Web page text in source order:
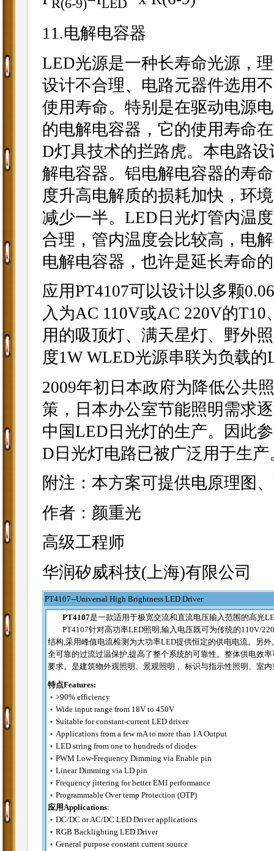
R(6-9) LED
11.电解电容器
LED光源是一种长寿命光源，
设计不合理、电路元器件选用
使用寿命。特别是在驱动电源
的电解电容器，它的使用寿命
D灯具技术的拦路虎。本电路
解电容器。铝电解电容器的寿
度升高电解质的损耗加快，环
减少一半。LED日光灯管内温
合理，管内温度会比较高，电
电解电容器，也许是延长寿命
应用PT4107可以设计以多颗
入为AC 110V或AC 220V的
用的吸顶灯、满天星灯、野外
度1W WLED光源串联为负载
2009年初日本政府为降低公共
策，日本办公室节能照明需求
中国LED日光灯的生产。因此
D日光灯电路已被广泛用于生产
附注：本方案可提供电原理图
作者：颜重光
高级工程师
华润矽威科技(上海)有限公司
PT4107--Universal High Brightness LED Driver
PT4107是一款适用于极宽交流和直流电压输入范围的高光
PT4107针对高功率LED照明,输入电压既可为传统的110V/
结构,采用峰值电流检测为大功率LED提供恒定的供电电流。另
全可靠的过流过温保护,提高了整个系统的可靠性。整体供电效
要求。是建筑物外观照明、景观照明 、标识与指示性照明、室
特点Features:
﹡>90% efficiency
﹡Wide input range from 18V to 450V
﹡Suitable for constant-current LED driver
﹡Applications from a few mA to more than 1A Output
﹡LED string from one to hundreds of diodes
﹡PWM Low-Frequency Dimming via Enable pin
﹡Linear Dimming via LD pin
﹡Frequency jittering for better EMI performance
﹡Programmable Over temp Protection (OTP)
应用Applications:
﹡DC/DC or AC/DC LED Driver applications
﹡RGB Backlighting LED Driver
﹡General purpose constant current source